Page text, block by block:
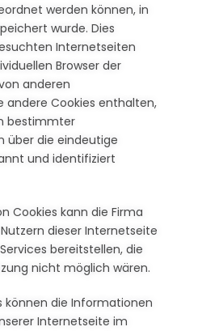
werden können, in
wurde. Dies
Internetseiten
Browser der
anderen
andere Cookies enthalten,
bestimmter
über die eindeutige
und identifiziert
Cookies kann die Firma
Nutzern dieser Internetseite
bereitstellen, die
nicht möglich wären.
können die Informationen
Internetseite im